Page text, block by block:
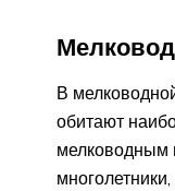
В
обитают
мелководным